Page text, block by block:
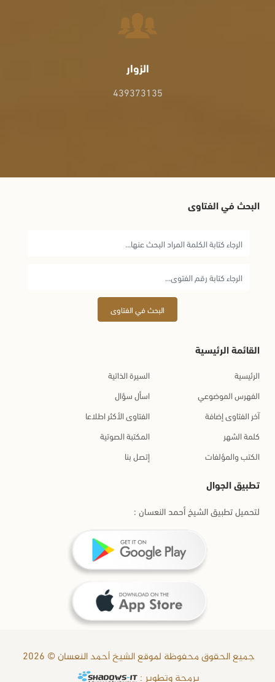
الزوار
439373135
البحث في الفتاوى
البحث في الفتاوى
القائمة الرئيسية
الرئيسية
السيرة الذاتية
الفهرس الموضوعي
اسأل سؤال
آخر الفتاوى إضافة
الفتاوى الأكثر اطلاعا
كلمة الشهر
المكتبة الصوتية
الكتب والمؤلفات
إتصل بنا
تطبيق الجوال
لتحميل تطبيق الشيخ أحمد النعسان :
جميع الحقوق محفوظة لموقع الشيخ أحمد النعسان © 2026
برمجة وتطوير :